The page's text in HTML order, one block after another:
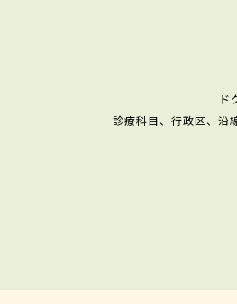
ド
診療科目、行政区、沿